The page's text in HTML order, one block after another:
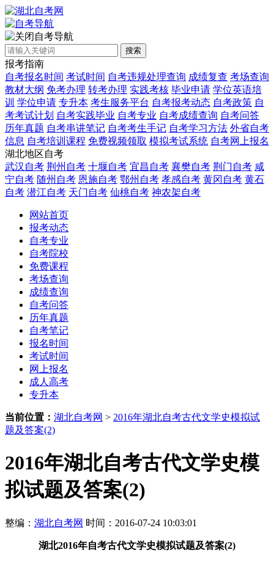
自考导航
搜索
报考指南
自考报名时间 考试时间 自考违规处理查询 成绩复查 考场查询
教材大纲 免考办理 转考办理 实践考核 毕业申请 学位英语培
训 学位申请 专升本 考生服务平台 自考报考动态 自考政策 自
考考试计划 自考实践毕业 自考专业 自考成绩查询 自考问答
历年真题 自考串讲笔记 自考考生手记 自考学习方法 外省自考
信息 自考培训课程 免费视频领取 模拟考试系统 自考网上报名
湖北地区自考
武汉自考 荆州自考 十堰自考 宜昌自考 襄樊自考 荆门自考 咸
宁自考 随州自考 恩施自考 鄂州自考 孝感自考 黄冈自考 黄石
自考 潜江自考 天门自考 仙桃自考 神农架自考
网站首页
报考动态
自考专业
自考院校
免费课程
考场查询
成绩查询
自考问答
历年真题
自考笔记
报名时间
考试时间
网上报名
成人高考
专升本
当前位置： 湖北自考网 > 2016年湖北自考古代文学史模拟试
题及答案(2)
2016年湖北自考古代文学史模
拟试题及答案(2)
整编： 湖北自考网 时间：2016-07-24 10:03:01
湖北2016年自考古代文学史模拟试题及答案(2)